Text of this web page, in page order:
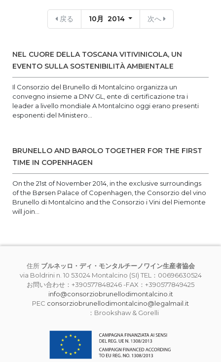
戻る 10月 2014 次へ
NEL CUORE DELLA TOSCANA VITIVINICOLA, UN
EVENTO SULLA SOSTENIBILITÀ AMBIENTALE
Il Consorzio del Brunello di Montalcino organizza un
convegno insieme a DNV GL, ente di certificazione tra i
leader a livello mondiale A Montalcino oggi erano presenti
esponenti del Ministero...
BRUNELLO AND BAROLO TOGETHER FOR THE FIRST
TIME IN COPENHAGEN
On the 21st of November 2014, in the exclusive surroundings
of the Børsen Palace of Copenhagen, the Consorzio del vino
Brunello di Montalcino and the Consorzio i Vini del Piemonte
will join...
住所 ブルネッロ・ディ・モンタルチーノワイン生産者協会
via Boldrini n. 10 53024 Montalcino (SI) TEL：00696630524
お問い合わせ：+390577848246 -FAX：+390577849425
info@consorziobrunellodimontalcino.it
PEC consorziobrunellodimontalcino@legalmail.it
：Brookshaw & Gorelli